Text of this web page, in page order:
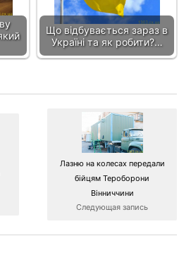
Що відбувається зараз в
Україні та як робити?…
Лазню на колесах передали
бійцям Тероборони
Вінниччини
Следующая запись